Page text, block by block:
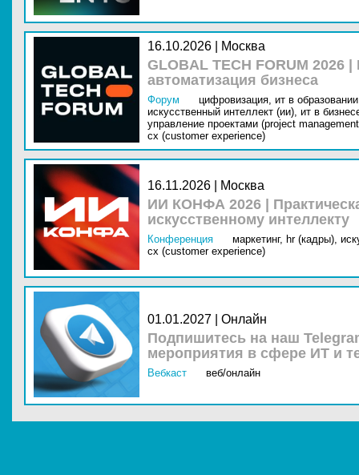
16.10.2026 | Москва
GLOBAL TECH FORUM
автоматизация бизнеса
Форум цифровизация, ит в
искусственный интеллект (ии), ит в
управление проектами (project
cx (customer experience)
16.11.2026 | Москва
ИИ КОНФА 2026 |
искусственному интеллекту
Конференция маркетинг, hr (кадры),
cx (customer experience)
01.01.2027 | Онлайн
Подпишитесь на наш
мероприятия в сфере ИТ и
Вебкаст веб/онлайн